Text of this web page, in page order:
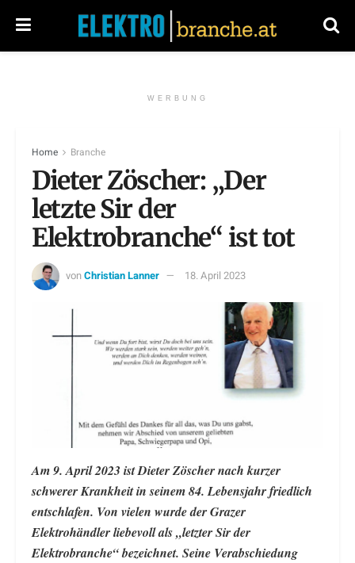
WERBUNG
Home Branche
Dieter Zöscher: „Der
letzte Sir der
Elektrobranche“ ist tot
vonChristian Lanner 18. April 2023
Am 9. April 2023 ist Dieter Zöscher nach kurzer
schwerer Krankheit in seinem 84. Lebensjahr friedlich
entschlafen. Von vielen wurde der Grazer
Elektrohändler liebevoll als „letzter Sir der
Elektrobranche“ bezeichnet. Seine Verabschiedung